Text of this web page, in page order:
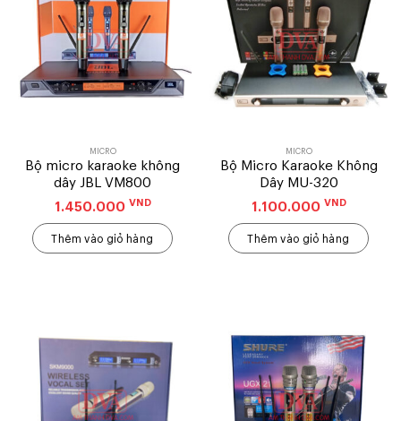
MICRO
Bộ micro karaoke không
dây JBL VM800
1.450.000 VND
Thêm vào giỏ hàng
MICRO
Bộ Micro Karaoke Không
Dây MU-320
1.100.000 VND
Thêm vào giỏ hàng